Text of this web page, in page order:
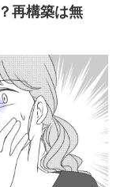
再構築は無